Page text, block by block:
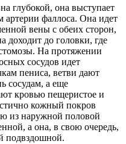
глубокой, она выступает
фаллоса. Она идет
вены с обеих сторон,
доходит до головки, где
На протяжении
сосудов идет
пениса, ветви дают
сосудам, а еще
кровью пещеристое и
кожный покров
из наружной половой
а она, в свою очередь,
подвздошной.